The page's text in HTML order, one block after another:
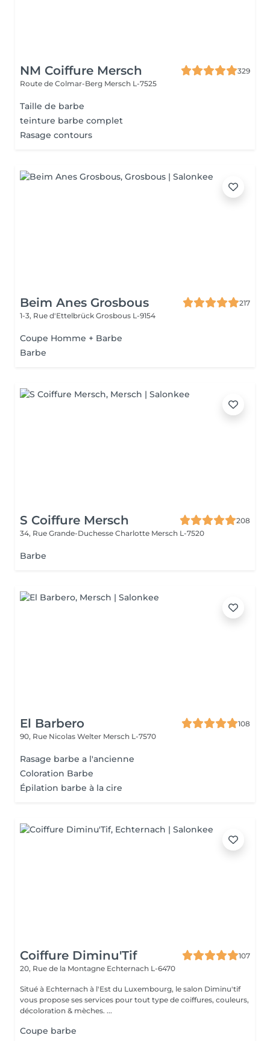
NM Coiffure Mersch
329
Route de Colmar-Berg Mersch L-7525
Taille de barbe
teinture barbe complet
Rasage contours
Beim Anes Grosbous
217
1-3, Rue d'Ettelbrück Grosbous L-9154
Coupe Homme + Barbe
Barbe
S Coiffure Mersch
208
34, Rue Grande-Duchesse Charlotte Mersch L-7520
Barbe
El Barbero
108
90, Rue Nicolas Welter Mersch L-7570
Rasage barbe a l'ancienne
Coloration Barbe
Épilation barbe à la cire
Coiffure Diminu'Tif
107
20, Rue de la Montagne Echternach L-6470
Situé à Echternach à l'Est du Luxembourg, le salon Diminu'tif
vous propose ses services pour tout type de coiffures, couleurs,
décoloration & mèches. ...
Coupe barbe